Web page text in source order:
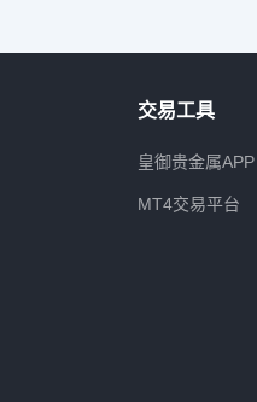
交易工具
皇御贵金属APP
MT4交易平台